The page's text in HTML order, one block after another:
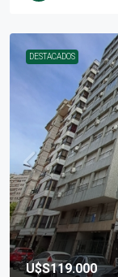
DESTACADOS
U$S119.000